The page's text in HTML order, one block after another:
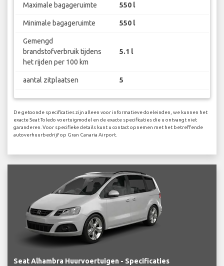
Maximale bagageruimte 550 l
Minimale bagageruimte 550 l
Gemengd
brandstofverbruik tijdens
het rijden per 100 km
5.1 l
aantal zitplaatsen 5
De getoonde specificaties zijn alleen voor informatieve doeleinden, we kunnen het
exacte Seat Toledo voertuigmodel en de exacte specificaties die u ontvangt niet
garanderen. Voor specifieke details kunt u contact opnemen met het betreffende
autoverhuurbedrijf op Gran Canaria Airport.
Seat Alhambra Huurvoertuigen - Specificaties